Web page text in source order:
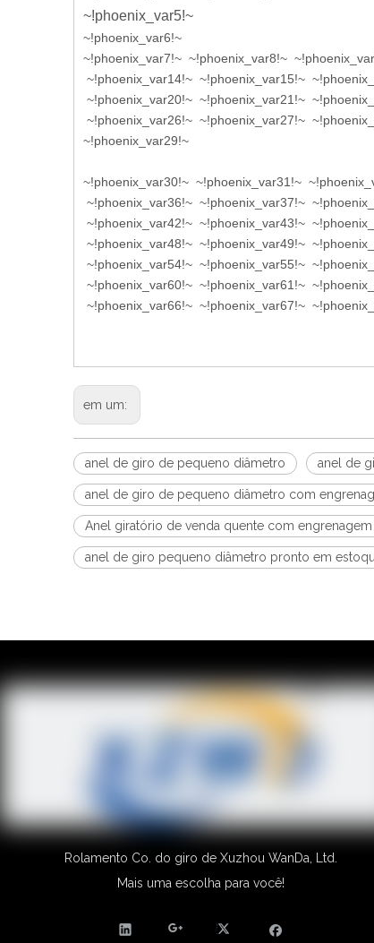
~!phoenix_var5!~
~!phoenix_var6!~
~!phoenix_var7!~ ~!phoenix_var8!~
~!phoenix_var14!~ ~!phoenix_var15!~
~!phoenix_var20!~ ~!phoenix_var21!~
~!phoenix_var26!~ ~!phoenix_var27!~
~!phoenix_var29!~
~!phoenix_var30!~ ~!phoenix_var31!~
~!phoenix_var36!~ ~!phoenix_var37!~
~!phoenix_var42!~ ~!phoenix_var43!~
~!phoenix_var48!~ ~!phoenix_var49!~
~!phoenix_var54!~ ~!phoenix_var55!~
~!phoenix_var60!~ ~!phoenix_var61!~
~!phoenix_var66!~ ~!phoenix_var67!~
em um:
anel de giro de pequeno diâmetro anel de
anel de giro de pequeno diâmetro com
Anel giratório de venda quente com engrenagem
anel de giro pequeno diâmetro pronto em
Rolamento Co. do giro de Xuzhou WanDa, Ltd.
Mais uma escolha para você!